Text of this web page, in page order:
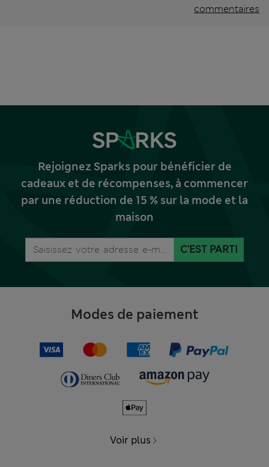
commentaires
Rejoignez Sparks pour bénéficier de
cadeaux et de récompenses, à commencer
par une réduction de 15 % sur la mode et la
maison
C'EST PARTI
Modes de paiement
Voir plus